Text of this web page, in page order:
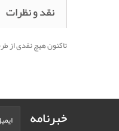
نقد و نظرات
تاکنون هیچ نقدی از
خبرنامه